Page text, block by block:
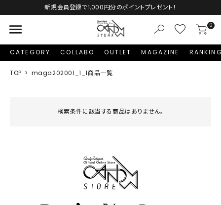
新規会員登録で1,000円分のポイントプレゼント！
menu 0
CATEGORY COLLABO OUTLET MAGAZINE
TOP maga202001_1_1商品一覧
検索条件に該当する商品はありません。